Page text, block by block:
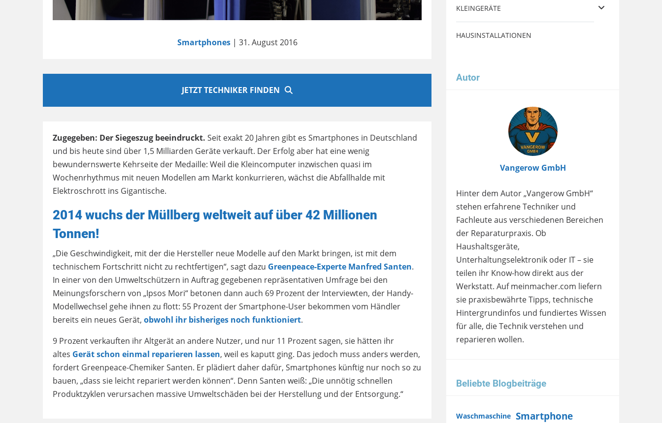
Smartphones| 31. August 2016
JETZT TECHNIKER FINDEN
Zugegeben: Der Siegeszug beeindruckt. Seit exakt 20 Jahren gibt es Smartphones in Deutschland
und bis heute sind über 1,5 Milliarden Geräte verkauft. Der Erfolg aber hat eine wenig
bewundernswerte Kehrseite der Medaille: Weil die Kleincomputer inzwischen quasi im
Wochenrhythmus mit neuen Modellen am Markt konkurrieren, wächst die Abfallhalde mit
Elektroschrott ins Gigantische.
2014 wuchs der Müllberg weltweit auf über 42 Millionen
Tonnen!
„Die Geschwindigkeit, mit der die Hersteller neue Modelle auf den Markt bringen, ist mit dem
technischem Fortschritt nicht zu rechtfertigen“, sagt dazu Greenpeace-Experte Manfred Santen.
In einer von den Umweltschützern in Auftrag gegebenen repräsentativen Umfrage bei den
Meinungsforschern von „Ipsos Mori“ betonen dann auch 69 Prozent der Interviewten, der Handy-
Modellwechsel gehe ihnen zu flott: 55 Prozent der Smartphone-User bekommen vom Händler
bereits ein neues Gerät, obwohl ihr bisheriges noch funktioniert.
9 Prozent verkauften ihr Altgerät an andere Nutzer, und nur 11 Prozent sagen, sie hätten ihr
altes Gerät schon einmal reparieren lassen, weil es kaputt ging. Das jedoch muss anders werden,
fordert Greenpeace-Chemiker Santen. Er plädiert daher dafür, Smartphones künftig nur noch so zu
bauen, „dass sie leicht repariert werden können“. Denn Santen weiß: „Die unnötig schnellen
Produktzyklen verursachen massive Umweltschäden bei der Herstellung und der Entsorgung.“
KLEINGERÄTE
HAUSINSTALLATIONEN
Autor
Vangerow GmbH
Hinter dem Autor „Vangerow GmbH“
stehen erfahrene Techniker und
Fachleute aus verschiedenen Bereichen
der Reparaturpraxis. Ob
Haushaltsgeräte,
Unterhaltungselektronik oder IT – sie
teilen ihr Know-how direkt aus der
Werkstatt. Auf meinmacher.com liefern
sie praxisbewährte Tipps, technische
Hintergrundinfos und fundiertes Wissen
für alle, die Technik verstehen und
reparieren wollen.
Beliebte Blogbeiträge
Waschmaschine Smartphone